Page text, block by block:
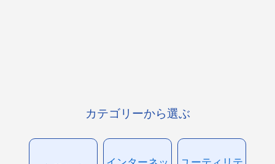
カテゴリーから選ぶ